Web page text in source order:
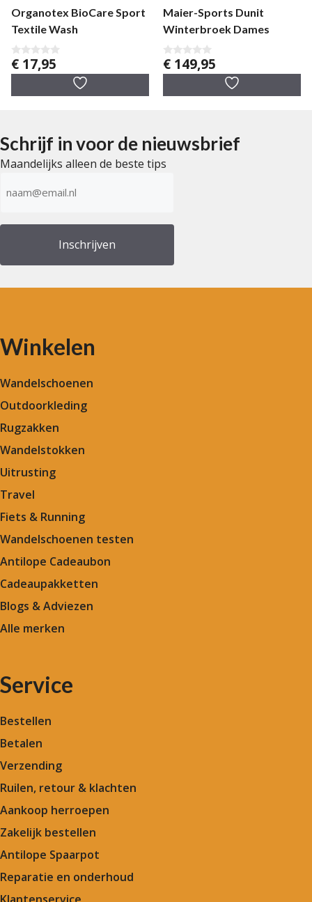
Organotex BioCare Sport
Textile Wash
0
v
5
€ 17,95
Maier-Sports Dunit
Winterbroek Dames
0
v
5
€ 149,95
Schrijf in voor de nieuwsbrief
Maandelijks alleen de beste tips
mailadres
Winkelen
Wandelschoenen
Outdoorkleding
Rugzakken
Wandelstokken
Uitrusting
Travel
Fiets & Running
Wandelschoenen testen
Antilope Cadeaubon
Cadeaupakketten
Blogs & Adviezen
Alle merken
Service
Bestellen
Betalen
Verzending
Ruilen, retour & klachten
Aankoop herroepen
Zakelijk bestellen
Antilope Spaarpot
Reparatie en onderhoud
Klantenservice